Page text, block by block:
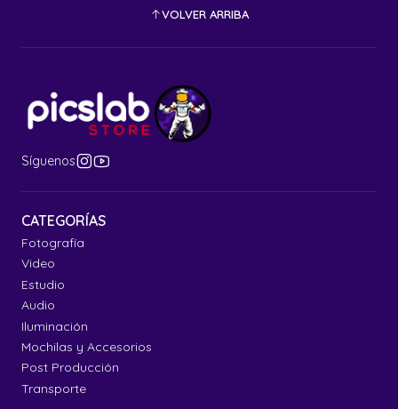
VOLVER ARRIBA
Síguenos
CATEGORÍAS
Fotografía
Video
Estudio
Audio
Iluminación
Mochilas y Accesorios
Post Producción
Transporte